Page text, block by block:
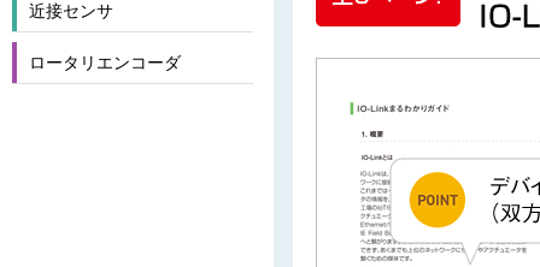
近接センサ
ロータリエンコーダ